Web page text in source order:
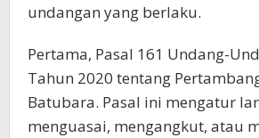
undangan yang berlaku.
Pertama, Pasal 161 Undang-
Tahun 2020 tentang
Batubara. Pasal ini mengatur
menguasai, mengangkut, atau